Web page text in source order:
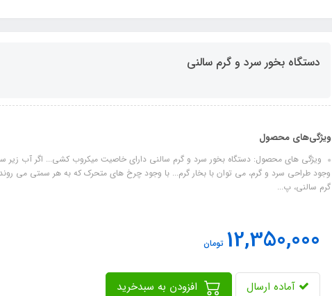
دستگاه بخور سرد و گرم سالنی
ویژگی‌های محصول
ویژگی های محصول: دستگاه بخور سرد و گرم سالنی دارای خاصیت میکروب کشی... اگر آب زیر
وجود طراحی سرد و گرم، می توان با بخار گرم... با وجود چرخ های متحرک که به هر سمتی می روند،
گرم سالنی، پ...
12,350,000 تومان
آماده ارسال